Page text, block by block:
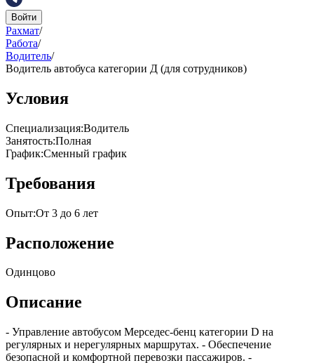
Войти
Рахмат/
Работа/
Водитель/
Водитель автобуса категории Д (для сотрудников)
Условия
Специализация:Водитель
Занятость:Полная
График:Сменный график
Требования
Опыт:От 3 до 6 лет
Расположение
Одинцово
Описание
- Управление автобусом Мерседес-бенц категории D на
регулярных и нерегулярных маршрутах. - Обеспечение
безопасной и комфортной перевозки пассажиров. -